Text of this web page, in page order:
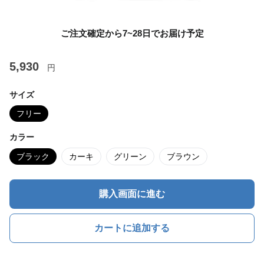
ご注文確定から7~28日でお届け予定
5,930 円
サイズ
フリー
カラー
ブラック カーキ グリーン ブラウン
購入画面に進む
カートに追加する